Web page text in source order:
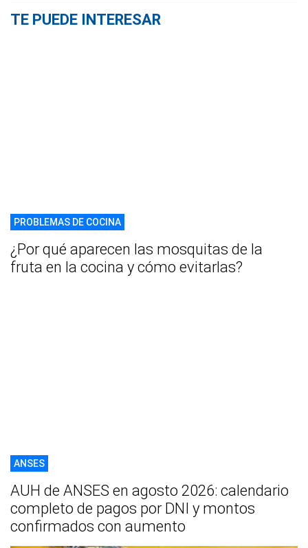
TE PUEDE INTERESAR
PROBLEMAS DE COCINA
¿Por qué aparecen las mosquitas de la
fruta en la cocina y cómo evitarlas?
ANSES
AUH de ANSES en agosto 2026: calendario
completo de pagos por DNI y montos
confirmados con aumento